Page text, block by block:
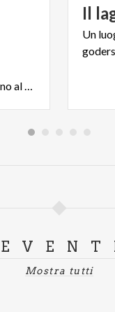
arricchiscono il paesaggio intorno al Lago di Olginate.
Il
Un
Mostra tutti